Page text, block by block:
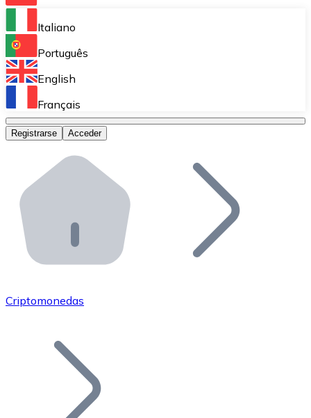
Bitnovo Ramp
Integra nuestra solución en tu plataforma.
Bitnovo Giftcards
Bitnovo OTC
Bitnovo ATM
Integra un ATM Bitnovo en tu negocio y permite que
Bitnovo API
Integra nuestra API en tu ecosistema.
Únete a nuestra red de distribuidores.
Añade tu proyecto a nuestro ecosistema.
Italiano
Português
English
Français
Registrarse Acceder
Criptomonedas